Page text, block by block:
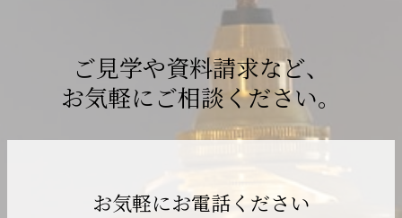
ご見学や資料請求など、
お気軽にご相談ください。
お気軽にお電話ください